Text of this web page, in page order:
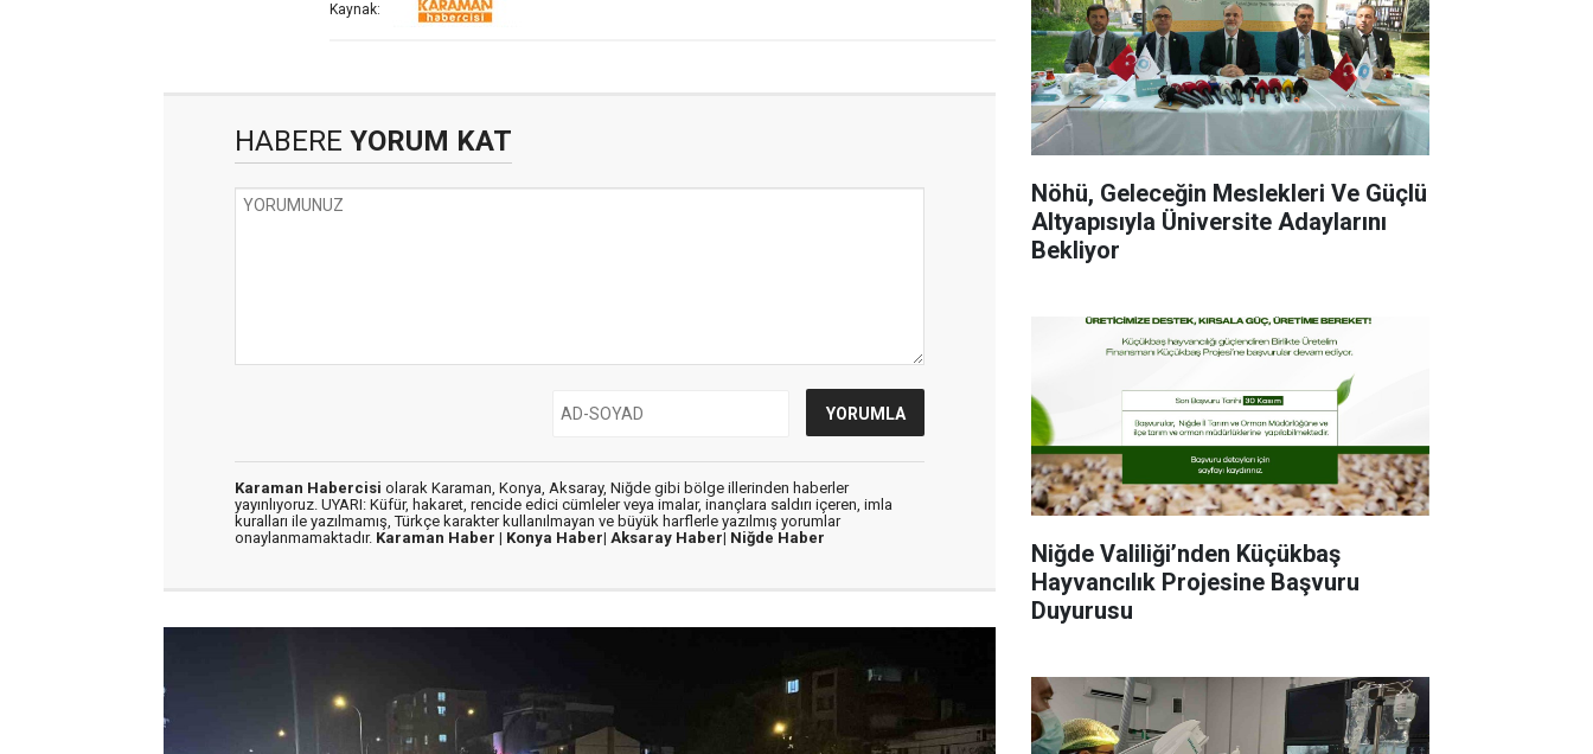
Kaynak:
HABERE YORUM KAT
Karaman Habercisi olarak Karaman, Konya, Aksaray, Niğde gibi bölge illerinden haberler
yayınlıyoruz. UYARI: Küfür, hakaret, rencide edici cümleler veya imalar, inançlara saldırı içeren, imla
kuralları ile yazılmamış, Türkçe karakter kullanılmayan ve büyük harflerle yazılmış yorumlar
onaylanmamaktadır. Karaman Haber | Konya Haber| Aksaray Haber| Niğde Haber
Nöhü, Geleceğin Meslekleri Ve Güçlü
Altyapısıyla Üniversite Adaylarını
Bekliyor
Niğde Valiliği’nden Küçükbaş
Hayvancılık Projesine Başvuru
Duyurusu